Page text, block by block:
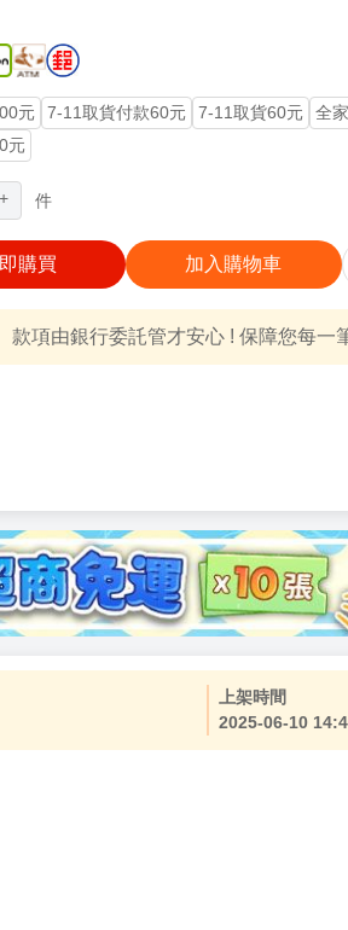
元 7-11取貨付款60元 7-11取貨60元
全
元
+ 件
購買 加入購物車
款項由銀行委託管才安心 ! 保障您每一
上架時間
2025-06-10